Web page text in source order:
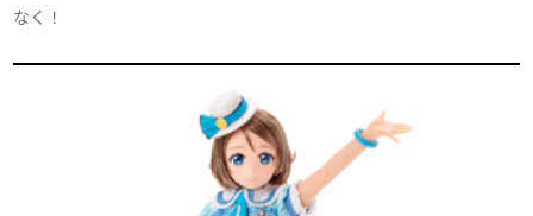
なく！